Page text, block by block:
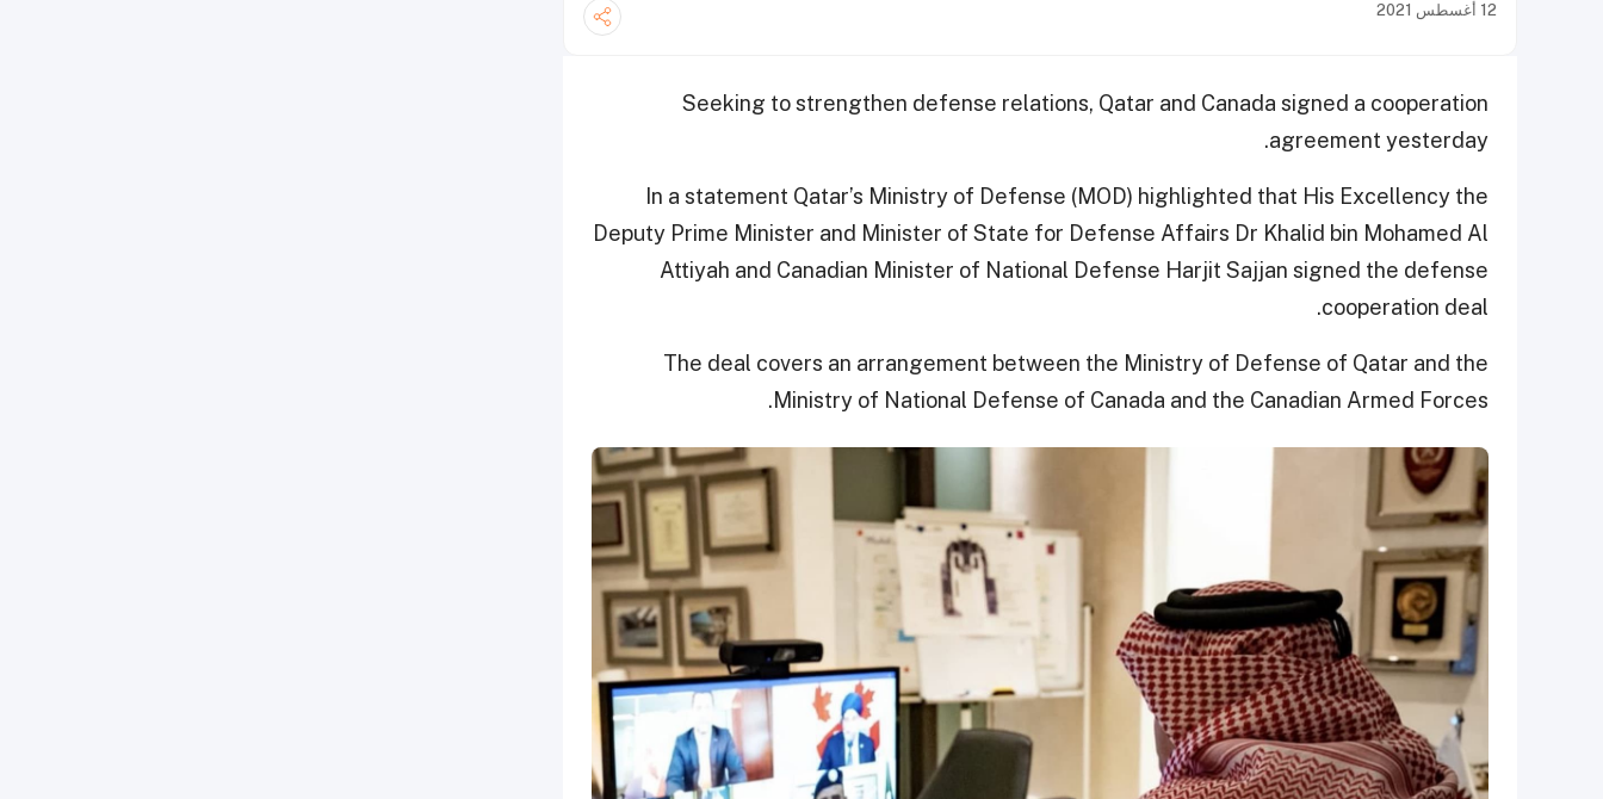
12 أغسطس 2021
Seeking to strengthen defense relations, Qatar and Canada signed a cooperation
agreement yesterday.
In a statement Qatar’s Ministry of Defense (MOD) highlighted that His Excellency the
Deputy Prime Minister and Minister of State for Defense Affairs Dr Khalid bin Mohamed Al
Attiyah and Canadian Minister of National Defense Harjit Sajjan signed the defense
cooperation deal.
The deal covers an arrangement between the Ministry of Defense of Qatar and the
Ministry of National Defense of Canada and the Canadian Armed Forces.